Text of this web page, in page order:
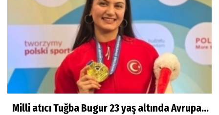
Milli atıcı Tuğba Bugur 23 yaş altında Avrupa...